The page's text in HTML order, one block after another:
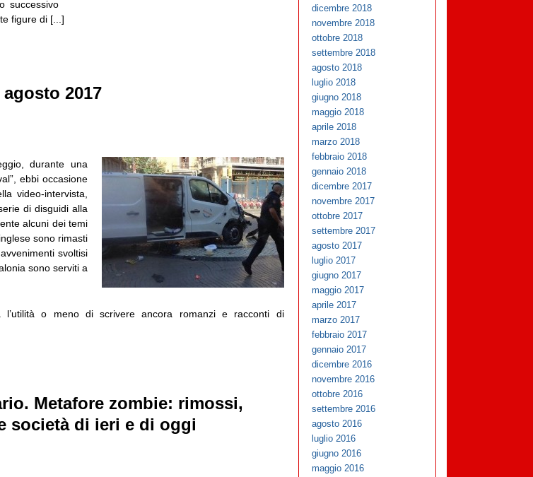
successivo
figure di [...]
2017
durante una
ebbi occasione
video-intervista,
di disguidi alla
alcuni dei temi
sono rimasti
svoltisi
sono serviti a
l’utilità o meno di scrivere ancora romanzi e racconti di
Metafore zombie: rimossi,
società di ieri e di oggi
dicembre 2018
novembre 2018
ottobre 2018
settembre 2018
agosto 2018
luglio 2018
giugno 2018
maggio 2018
aprile 2018
marzo 2018
febbraio 2018
gennaio 2018
dicembre 2017
novembre 2017
ottobre 2017
settembre 2017
agosto 2017
luglio 2017
giugno 2017
maggio 2017
aprile 2017
marzo 2017
febbraio 2017
gennaio 2017
dicembre 2016
novembre 2016
ottobre 2016
settembre 2016
agosto 2016
luglio 2016
giugno 2016
maggio 2016